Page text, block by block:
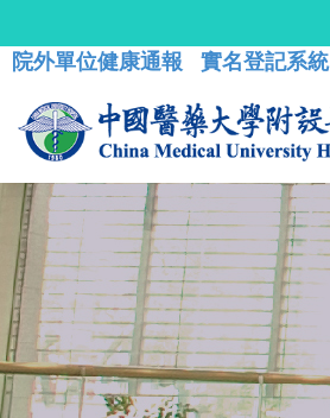
院外單位健康通報 實名登記系統